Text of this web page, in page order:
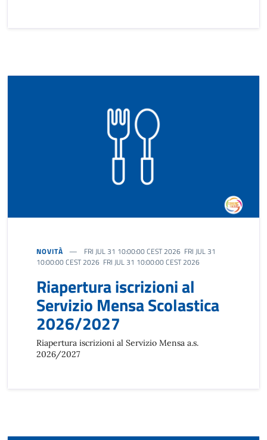
NOVITÀ
FRI JUL 31 10:00:00 CEST 2026 FRI JUL 31
10:00:00 CEST 2026 FRI JUL 31 10:00:00 CEST 2026
Riapertura iscrizioni al
Servizio Mensa Scolastica
2026/2027
Riapertura iscrizioni al Servizio Mensa a.s.
2026/2027